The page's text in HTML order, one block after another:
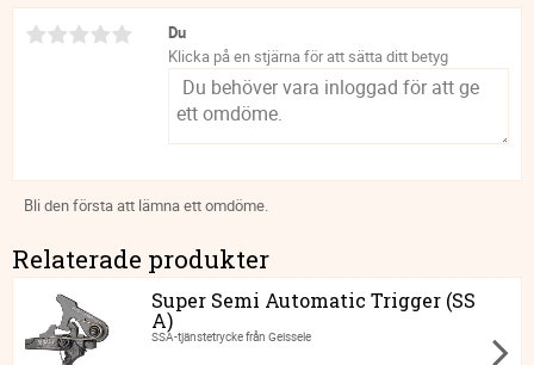
Du
Klicka på en stjärna för att sätta ditt betyg
Bli den första att lämna ett omdöme.
Relaterade produkter
Super Semi Automatic Trigger (SS
A)
SSA-tjänstetrycke från Geissele